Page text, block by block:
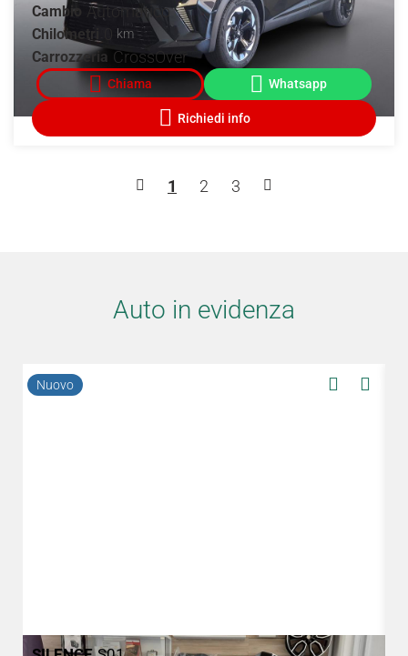
Cambio Automatico
Chilometri km
Carrozzeria CrossOver
1 2 3
Auto in evidenza
Nuovo